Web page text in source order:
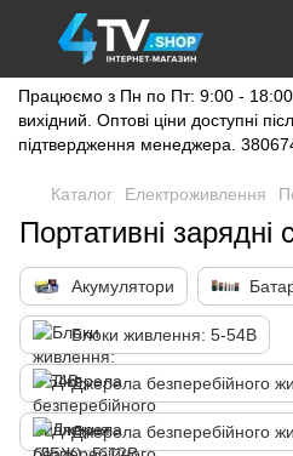
Працюємо з Пн по Пт: 9:00 -
вихідний. Оптові ціни доступні
підтвердження менеджера.
Каталог Електроживлення
Портативні зарядні
Акумулятори
Блоки живлення: 5-54В
Джерела безперебійного
Джерела безперебійного